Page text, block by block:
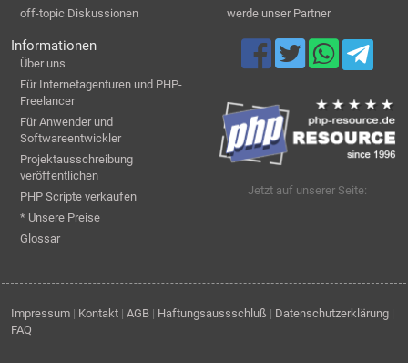
off-topic Diskussionen
werde unser Partner
Informationen
Über uns
Für Internetagenturen und PHP-
Freelancer
Für Anwender und
Softwareentwickler
Projektausschreibung
veröffentlichen
PHP Scripte verkaufen
* Unsere Preise
Glossar
Jetzt auf unserer Seite:
Impressum | Kontakt | AGB | Haftungsaussschluß | Datenschutzerklärung |
FAQ